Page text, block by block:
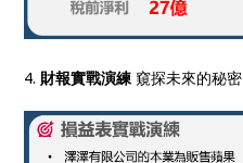
4. 財報實戰演練窺探未來的秘密